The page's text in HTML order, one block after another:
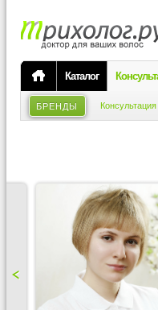
Каталог
БРЕНДЫ Консультация